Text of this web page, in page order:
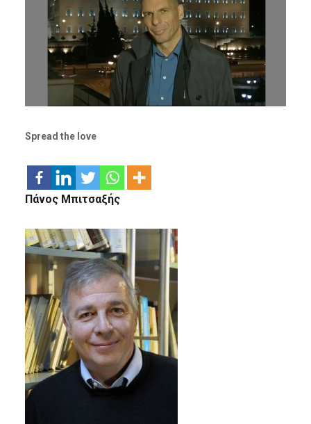
Spread the love
Πάνος Μπιτσαξής